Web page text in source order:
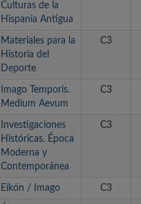
Culturas de la
Hispania Antigua
Materiales para la
Historia del
Deporte
C3
Imago Temporis.
Medium Aevum
C3
Investigaciones
Históricas. Época
Moderna y
Contemporánea
C3
Eikón / Imago C3